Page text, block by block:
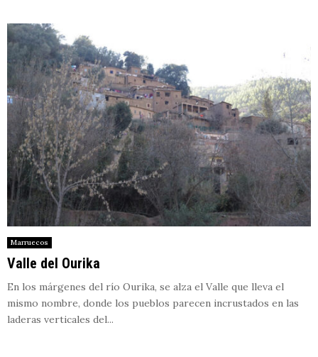
Marruecos
Valle del Ourika
En los márgenes del río Ourika, se alza el Valle que lleva el
mismo nombre, donde los pueblos parecen incrustados en las
laderas verticales del...